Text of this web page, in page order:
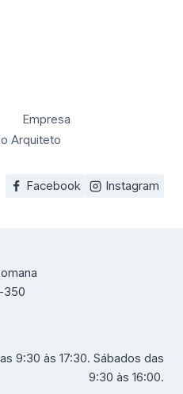
Empresa
Arquiteto
Facebook Instagram
350
9:30 às 17:30. Sábados das
9:30 às 16:00.